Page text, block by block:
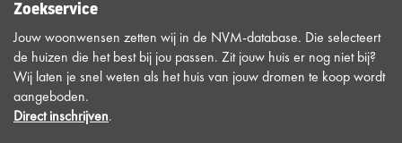
Zoekservice
Jouw woonwensen zetten wij in de NVM-database. Die selecteert
de huizen die het best bij jou passen. Zit jouw huis er nog niet bij?
Wij laten je snel weten als het huis van jouw dromen te koop wordt
aangeboden.
Direct inschrijven.